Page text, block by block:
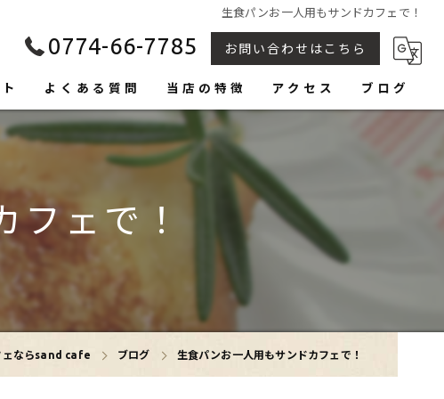
生食パンお一人用もサンドカフェで！
0774-66-7785 お問い合わせはこちら
よくある質問 当店の特徴
カヌレ
アクセス ブログ
ェで！
ェならsand cafe ブログ 生食パンお一人用もサンドカフェで！